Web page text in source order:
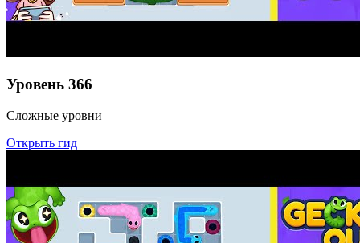
Уровень 366
Сложные уровни
Открыть гид